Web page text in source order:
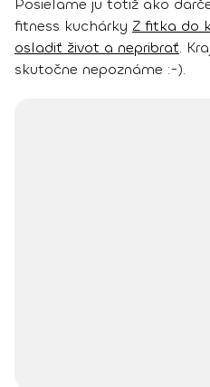
Posielame ju totiž ako
fitness kuchárky Z fitka do
osladiť život a nepribrať.
skutočne nepoznáme :-).